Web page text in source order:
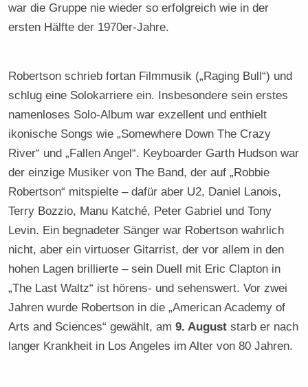
war die Gruppe nie wieder so erfolgreich wie in der
ersten Hälfte der 1970er-Jahre.
Robertson schrieb fortan Filmmusik („Raging Bull“) und
schlug eine Solokarriere ein. Insbesondere sein erstes
namenloses Solo-Album war exzellent und enthielt
ikonische Songs wie „Somewhere Down The Crazy
River“ und „Fallen Angel“. Keyboarder Garth Hudson war
der einzige Musiker von The Band, der auf „Robbie
Robertson“ mitspielte – dafür aber U2, Daniel Lanois,
Terry Bozzio, Manu Katché, Peter Gabriel und Tony
Levin. Ein begnadeter Sänger war Robertson wahrlich
nicht, aber ein virtuoser Gitarrist, der vor allem in den
hohen Lagen brillierte – sein Duell mit Eric Clapton in
„The Last Waltz“ ist hörens- und sehenswert. Vor zwei
Jahren wurde Robertson in die „American Academy of
Arts and Sciences“ gewählt, am9. August starb er nach
langer Krankheit in Los Angeles im Alter von 80 Jahren.